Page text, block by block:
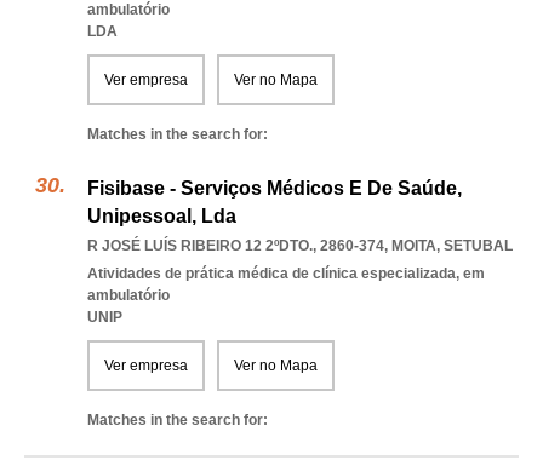
ambulatório
LDA
Ver empresa Ver no Mapa
Matches in the search for:
Fisibase - Serviços Médicos E De Saúde,
Unipessoal, Lda
R JOSÉ LUÍS RIBEIRO 12 2ºDTO., 2860-374, MOITA, SETUBAL
Atividades de prática médica de clínica especializada, em
ambulatório
UNIP
Ver empresa Ver no Mapa
Matches in the search for: